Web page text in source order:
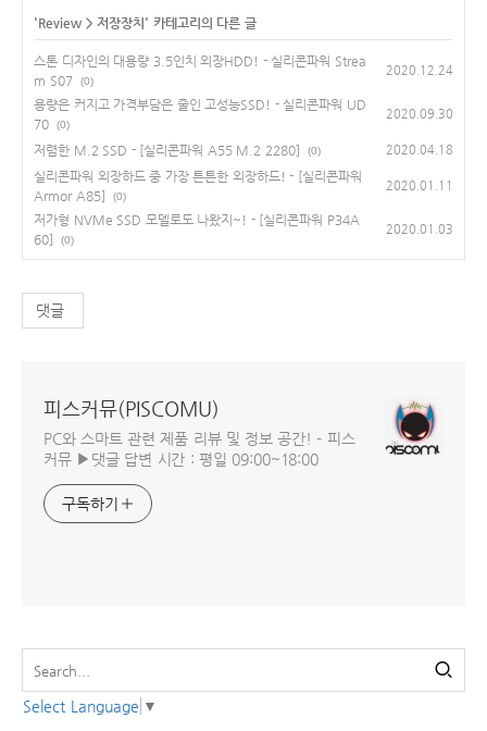
'Review > 저장장치 ' 카테고리의 다른 글
스톤 디자인의 대용량 3.5인치 외장HDD! - 실리콘파워 Strea
m S07
(0)
2020.12.24
용량은 커지고 가격부담은 줄인 고성능SSD! - 실리콘파워 UD
70
(0)
2020.09.30
저렴한 M.2 SSD - [실리콘파워 A55 M.2 2280] (0) 2020.04.18
실리콘파워 외장하드 중 가장 튼튼한 외장하드! - [실리콘파워
Armor A85]
(0)
2020.01.11
저가형 NVMe SSD 모델로도 나왔지~! - [실리콘파워 P34A
60]
(0)
2020.01.03
댓글
피스커뮤(PISCOMU)
PC와 스마트 관련 제품 리뷰 및 정보 공간! - 피스
커뮤 ▶댓글 답변 시간 : 평일 09:00~18:00
구독하기
Select Language ▼